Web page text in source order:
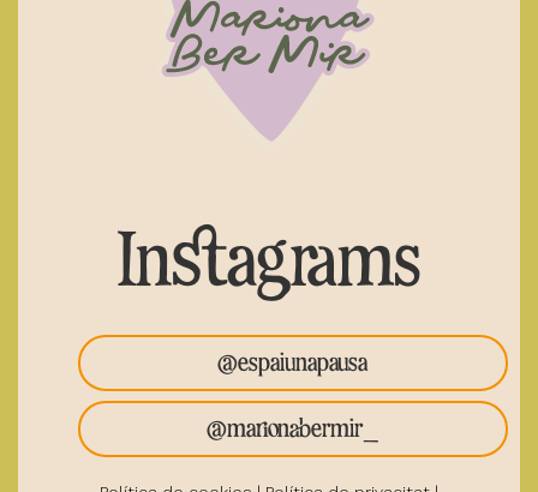
Instagrams
@espaiunapausa
@marionabermir_